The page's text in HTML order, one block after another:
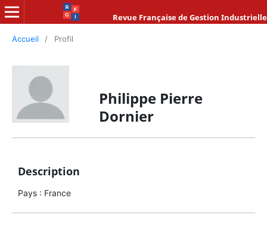
Revue Française de Gestion Industrielle
Accueil / Profil
Philippe Pierre
Dornier
Description
Pays : France